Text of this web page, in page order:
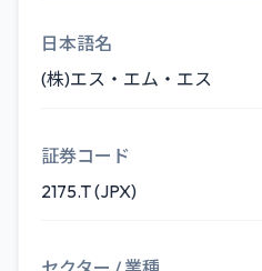
日本語名
(株)エス・エム・エス
証券コード
2175.T (JPX)